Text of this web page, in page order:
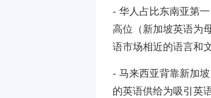
- 华人占比东南亚第
高位（新加坡英语为
语市场相近的语言和
- 马来西亚背靠新加
的英语供给为吸引英